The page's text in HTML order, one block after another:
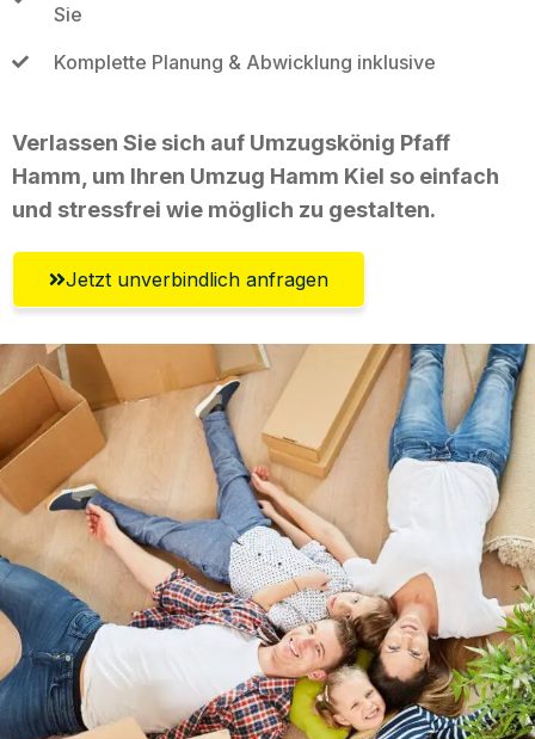
Sie
Komplette Planung & Abwicklung inklusive
Verlassen Sie sich auf Umzugskönig Pfaff
Hamm, um Ihren Umzug Hamm Kiel so einfach
und stressfrei wie möglich zu gestalten.
Jetzt unverbindlich anfragen